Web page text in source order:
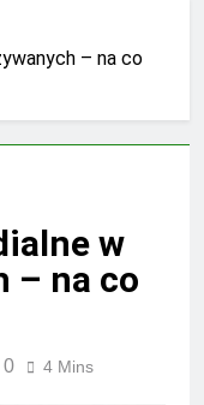
– na co
w
– na co
0 4 Mins